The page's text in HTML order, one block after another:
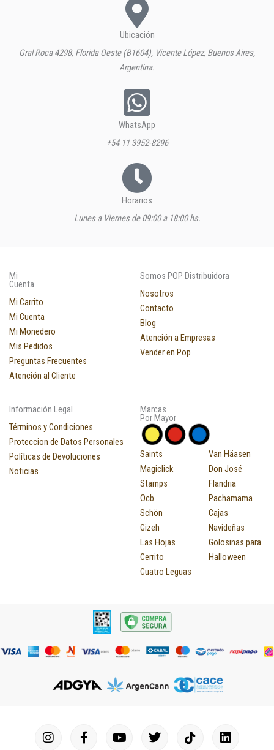
Ubicación
Gral Roca 4298, Florida Oeste (B1604), Vicente López, Buenos Aires,
Argentina.
WhatsApp
+54 11 3952-8296
Horarios
Lunes a Viernes de 09:00 a 18:00 hs.
Mi
Cuenta
Mi Carrito
Mi Cuenta
Mi Monedero
Mis Pedidos
Preguntas Frecuentes
Atención al Cliente
Somos POP Distribuidora
Nosotros
Contacto
Blog
Atención a Empresas
Vender en Pop
Información Legal
Términos y Condiciones
Proteccion de Datos Personales
Políticas de Devoluciones
Noticias
Marcas
Por Mayor
Saints
Magiclick
Stamps
Ocb
Schön
Gizeh
Las Hojas
Cerrito
Cuatro Leguas
Van Häasen
Don José
Flandria
Pachamama
Cajas
Navideñas
Golosinas para
Halloween
I
n
F
a
Y
o
T
w
I
c
L
i